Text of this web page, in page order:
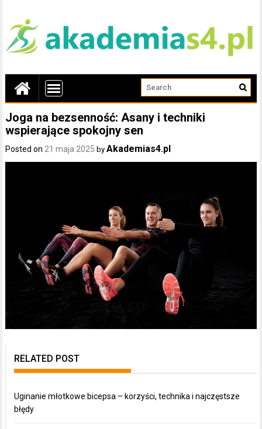
Joga na bezsenność: Asany i techniki
wspierające spokojny sen
Posted on21 maja 2025 byAkademias4.pl
RELATED POST
Uginanie młotkowe bicepsa – korzyści, technika i najczęstsze
błędy